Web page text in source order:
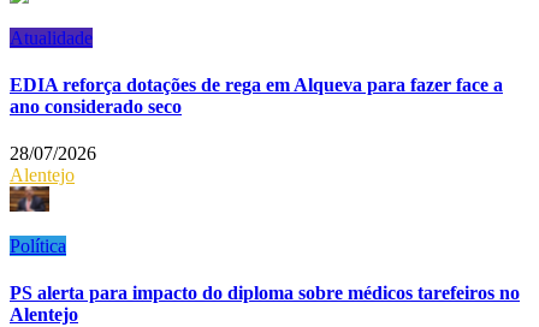
Atualidade
EDIA reforça dotações de rega em Alqueva para fazer face a
ano considerado seco
28/07/2026
Alentejo
Política
PS alerta para impacto do diploma sobre médicos tarefeiros no
Alentejo